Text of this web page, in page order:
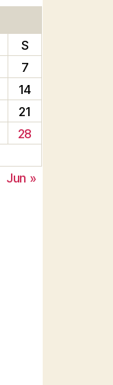
S
7
14
21
28
Jun »